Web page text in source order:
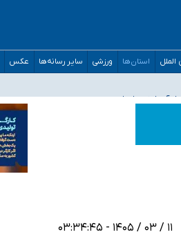
الملل استان‌ها ورزشی سایر رسانه‌ها عکس
جغرافیای نظامی دافوس آجا
بالاتر از آستانه هشدار
۱۱ / ۰۳ / ۱۴۰۵ - ۰۳:۳۴:۴۵